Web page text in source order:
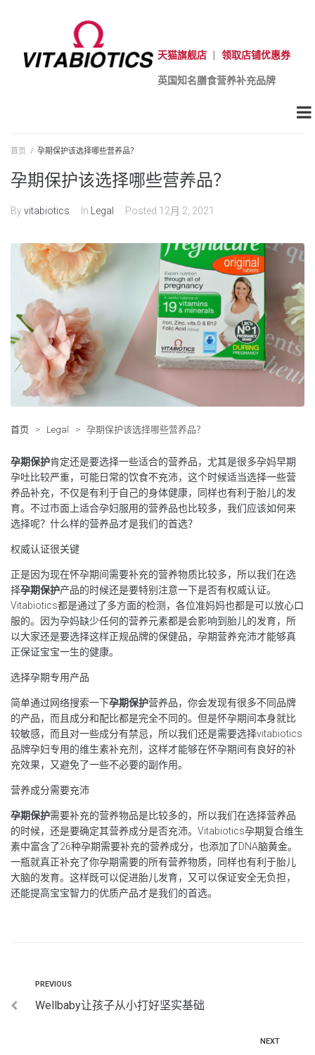
天猫旗舰店 领取店铺优惠券
英国知名膳食营养补充品牌
首页 / 孕期保护该选择哪些营养品？
孕期保护该选择哪些营养品？
Byvitabiotics In Legal Posted 12月 2, 2021
首页 > Legal > 孕期保护该选择哪些营养品？
孕期保护肯定还是要选择一些适合的营养品，尤其是很多孕妈早期
孕吐比较严重，可能日常的饮食不充沛，这个时候适当选择一些营
养品补充，不仅是有利于自己的身体健康，同样也有利于胎儿的发
育。不过市面上适合孕妇服用的营养品也比较多，我们应该如何来
选择呢？什么样的营养品才是我们的首选？
权威认证很关键
正是因为现在怀孕期间需要补充的营养物质比较多，所以我们在选
择孕期保护产品的时候还是要特别注意一下是否有权威认证。
Vitabiotics都是通过了多方面的检测，各位准妈妈也都是可以放心口
服的。因为孕妈缺少任何的营养元素都是会影响到胎儿的发育，所
以大家还是要选择这样正规品牌的保健品，孕期营养充沛才能够真
正保证宝宝一生的健康。
选择孕期专用产品
简单通过网络搜索一下孕期保护营养品，你会发现有很多不同品牌
的产品，而且成分和配比都是完全不同的。但是怀孕期间本身就比
较敏感，而且对一些成分有禁忌，所以我们还是需要选择vitabiotics
品牌孕妇专用的维生素补充剂，这样才能够在怀孕期间有良好的补
充效果，又避免了一些不必要的副作用。
营养成分需要充沛
孕期保护需要补充的营养物品是比较多的，所以我们在选择营养品
的时候，还是要确定其营养成分是否充沛。Vitabiotics孕期复合维生
素中富含了26种孕期需要补充的营养成分，也添加了DNA脑黄金。
一瓶就真正补充了你孕期需要的所有营养物质，同样也有利于胎儿
大脑的发育。这样既可以促进胎儿发育，又可以保证安全无负担，
还能提高宝宝智力的优质产品才是我们的首选。
PREVIOUS
Wellbaby让孩子从小打好坚实基础
NEXT